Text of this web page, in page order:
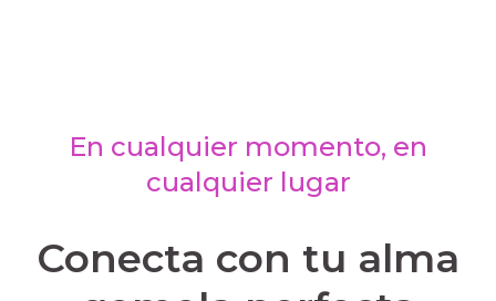
En cualquier momento, en
cualquier lugar
Conecta con tu alma